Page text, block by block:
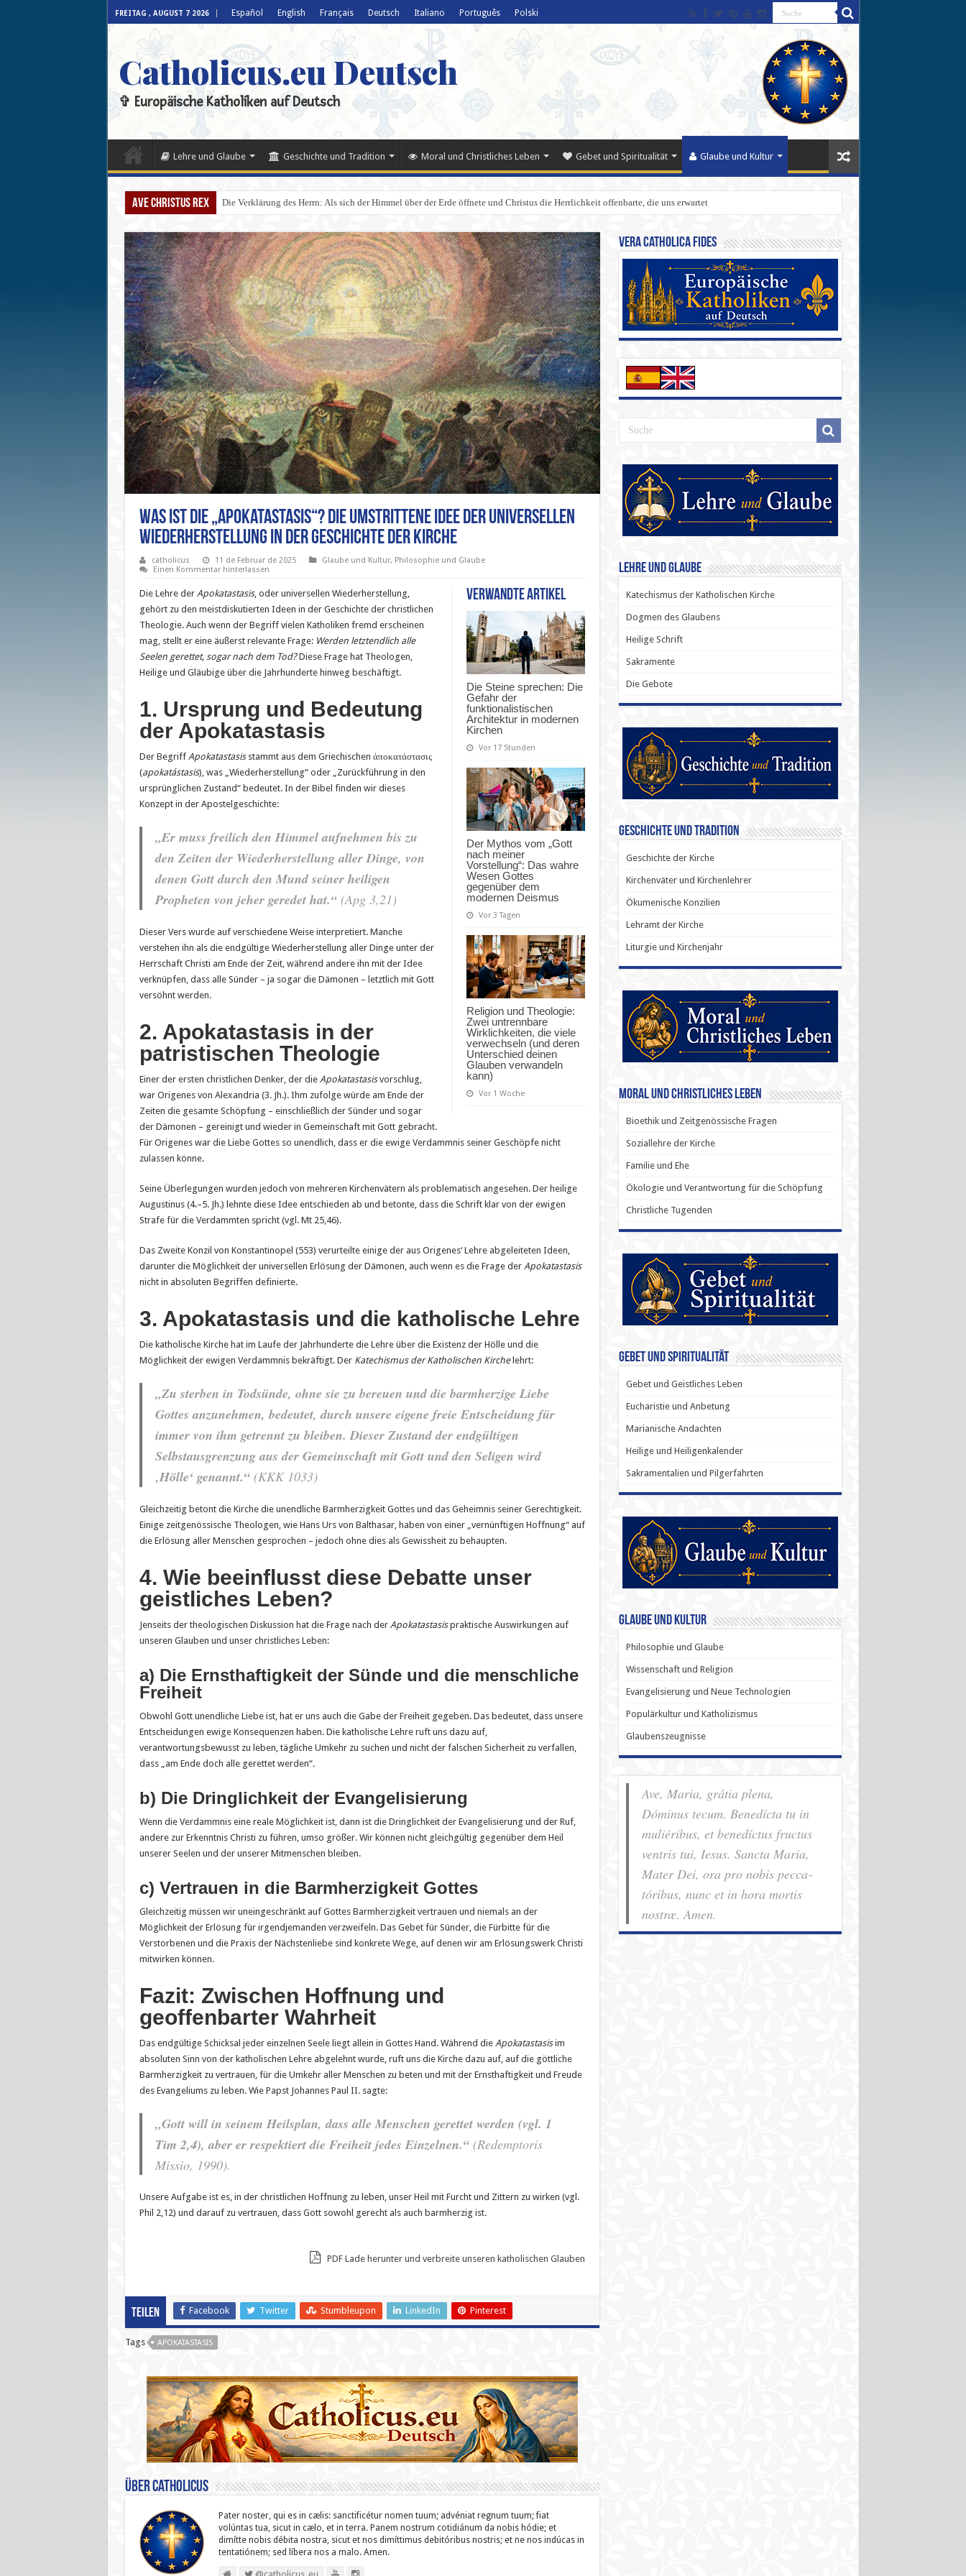
FREITAG , AUGUST 7 2026 Español English Français Deutsch Italiano Português Polski
Catholicus.eu Deutsch
✞ Europäische Katholiken auf Deutsch
Lehre und Glaube Geschichte und Tradition Moral und Christliches Leben Gebet und Spiritualität Glaube und Kultur
Ave Christus Rex Die Verklärung des Herrn: Als sich der Himmel über der Erde öffnete und Christus die Herrlichkeit offenbarte, die uns erwartet
Was ist die „Apokatastasis“? Die umstrittene Idee der universellen
Wiederherstellung in der Geschichte der Kirche
catholicus 11 de Februar de 2025 Glaube und Kultur, Philosophie und Glaube
Einen Kommentar hinterlassen
Verwandte Artikel
Die Steine sprechen: Die
Gefahr der
funktionalistischen
Architektur in modernen
Kirchen
Vor 17 Stunden
Der Mythos vom „Gott
nach meiner
Vorstellung“: Das wahre
Wesen Gottes
gegenüber dem
modernen Deismus
Vor 3 Tagen
Religion und Theologie:
Zwei untrennbare
Wirklichkeiten, die viele
verwechseln (und deren
Unterschied deinen
Glauben verwandeln
kann)
Vor 1 Woche
Die Lehre der Apokatastasis, oder universellen Wiederherstellung,
gehört zu den meistdiskutierten Ideen in der Geschichte der christlichen
Theologie. Auch wenn der Begriff vielen Katholiken fremd erscheinen
mag, stellt er eine äußerst relevante Frage: Werden letztendlich alle
Seelen gerettet, sogar nach dem Tod?Diese Frage hat Theologen,
Heilige und Gläubige über die Jahrhunderte hinweg beschäftigt.
1. Ursprung und Bedeutung
der Apokatastasis
Der Begriff Apokatastasisstammt aus dem Griechischen ἀποκατάστασις
(apokatástasis), was „Wiederherstellung“ oder „Zurückführung in den
ursprünglichen Zustand“ bedeutet. In der Bibel finden wir dieses
Konzept in der Apostelgeschichte:
„Er muss freilich den Himmel aufnehmen bis zu
den Zeiten der Wiederherstellung aller Dinge, von
denen Gott durch den Mund seiner heiligen
Propheten von jeher geredet hat.“(Apg 3,21)
Dieser Vers wurde auf verschiedene Weise interpretiert. Manche
verstehen ihn als die endgültige Wiederherstellung aller Dinge unter der
Herrschaft Christi am Ende der Zeit, während andere ihn mit der Idee
verknüpfen, dass alle Sünder – ja sogar die Dämonen – letztlich mit Gott
versöhnt werden.
2. Apokatastasis in der
patristischen Theologie
Einer der ersten christlichen Denker, der die Apokatastasisvorschlug,
war Origenes von Alexandria (3. Jh.). Ihm zufolge würde am Ende der
Zeiten die gesamte Schöpfung – einschließlich der Sünder und sogar
der Dämonen – gereinigt und wieder in Gemeinschaft mit Gott gebracht.
Für Origenes war die Liebe Gottes so unendlich, dass er die ewige Verdammnis seiner Geschöpfe nicht
zulassen könne.
Seine Überlegungen wurden jedoch von mehreren Kirchenvätern als problematisch angesehen. Der heilige
Augustinus (4.–5. Jh.) lehnte diese Idee entschieden ab und betonte, dass die Schrift klar von der ewigen
Strafe für die Verdammten spricht (vgl. Mt 25,46).
Das Zweite Konzil von Konstantinopel (553) verurteilte einige der aus Origenes‘ Lehre abgeleiteten Ideen,
darunter die Möglichkeit der universellen Erlösung der Dämonen, auch wenn es die Frage der Apokatastasis
nicht in absoluten Begriffen definierte.
3. Apokatastasis und die katholische Lehre
Die katholische Kirche hat im Laufe der Jahrhunderte die Lehre über die Existenz der Hölle und die
Möglichkeit der ewigen Verdammnis bekräftigt. Der Katechismus der Katholischen Kirchelehrt:
„Zu sterben in Todsünde, ohne sie zu bereuen und die barmherzige Liebe
Gottes anzunehmen, bedeutet, durch unsere eigene freie Entscheidung für
immer von ihm getrennt zu bleiben. Dieser Zustand der endgültigen
Selbstausgrenzung aus der Gemeinschaft mit Gott und den Seligen wird
‚Hölle‘ genannt.“(KKK 1033)
Gleichzeitig betont die Kirche die unendliche Barmherzigkeit Gottes und das Geheimnis seiner Gerechtigkeit.
Einige zeitgenössische Theologen, wie Hans Urs von Balthasar, haben von einer „vernünftigen Hoffnung“ auf
die Erlösung aller Menschen gesprochen – jedoch ohne dies als Gewissheit zu behaupten.
4. Wie beeinflusst diese Debatte unser
geistliches Leben?
Jenseits der theologischen Diskussion hat die Frage nach der Apokatastasispraktische Auswirkungen auf
unseren Glauben und unser christliches Leben:
a) Die Ernsthaftigkeit der Sünde und die menschliche
Freiheit
Obwohl Gott unendliche Liebe ist, hat er uns auch die Gabe der Freiheit gegeben. Das bedeutet, dass unsere
Entscheidungen ewige Konsequenzen haben. Die katholische Lehre ruft uns dazu auf,
verantwortungsbewusst zu leben, tägliche Umkehr zu suchen und nicht der falschen Sicherheit zu verfallen,
dass „am Ende doch alle gerettet werden“.
b) Die Dringlichkeit der Evangelisierung
Wenn die Verdammnis eine reale Möglichkeit ist, dann ist die Dringlichkeit der Evangelisierung und der Ruf,
andere zur Erkenntnis Christi zu führen, umso größer. Wir können nicht gleichgültig gegenüber dem Heil
unserer Seelen und der unserer Mitmenschen bleiben.
c) Vertrauen in die Barmherzigkeit Gottes
Gleichzeitig müssen wir uneingeschränkt auf Gottes Barmherzigkeit vertrauen und niemals an der
Möglichkeit der Erlösung für irgendjemanden verzweifeln. Das Gebet für Sünder, die Fürbitte für die
Verstorbenen und die Praxis der Nächstenliebe sind konkrete Wege, auf denen wir am Erlösungswerk Christi
mitwirken können.
Fazit: Zwischen Hoffnung und
geoffenbarter Wahrheit
Das endgültige Schicksal jeder einzelnen Seele liegt allein in Gottes Hand. Während die Apokatastasisim
absoluten Sinn von der katholischen Lehre abgelehnt wurde, ruft uns die Kirche dazu auf, auf die göttliche
Barmherzigkeit zu vertrauen, für die Umkehr aller Menschen zu beten und mit der Ernsthaftigkeit und Freude
des Evangeliums zu leben. Wie Papst Johannes Paul II. sagte:
„Gott will in seinem Heilsplan, dass alle Menschen gerettet werden (vgl. 1
Tim 2,4), aber er respektiert die Freiheit jedes Einzelnen.“(Redemptoris
Missio, 1990).
Unsere Aufgabe ist es, in der christlichen Hoffnung zu leben, unser Heil mit Furcht und Zittern zu wirken (vgl.
Phil 2,12) und darauf zu vertrauen, dass Gott sowohl gerecht als auch barmherzig ist.
PDF Lade herunter und verbreite unseren katholischen Glauben
Teilen Facebook Twitter Stumbleupon LinkedIn Pinterest
Tags APOKATASTASIS
Über catholicus
Pater noster, qui es in cælis: sanc­ti­ficétur nomen tuum; advéniat regnum tuum; fiat
volúntas tua, sicut in cælo, et in terra. Panem nostrum cotidiánum da nobis hódie; et
dimítte nobis débita nostra, sicut et nos dimíttimus debitóribus nostris; et ne nos indúcas in
ten­ta­tiónem; sed líbera nos a malo. Amen.
Vera Catholica Fides
Lehre und Glaube
Katechismus der Katholischen Kirche
Dogmen des Glaubens
Heilige Schrift
Sakramente
Die Gebote
Geschichte und Tradition
Geschichte der Kirche
Kirchenväter und Kirchenlehrer
Ökumenische Konzilien
Lehramt der Kirche
Liturgie und Kirchenjahr
Moral und Christliches Leben
Bioethik und Zeitgenössische Fragen
Soziallehre der Kirche
Familie und Ehe
Ökologie und Verantwortung für die Schöpfung
Christliche Tugenden
Gebet und Spiritualität
Gebet und Geistliches Leben
Eucharistie und Anbetung
Marianische Andachten
Heilige und Heiligenkalender
Sakramentalien und Pilgerfahrten
Glaube und Kultur
Philosophie und Glaube
Wissenschaft und Religion
Evangelisierung und Neue Technologien
Populärkultur und Katholizismus
Glaubenszeugnisse
Ave, Maria, grátia plena,
Dóminus tecum. Benedícta tu in
muliéribus, et benedíctus fructus
ventris tui, Iesus. Sancta Maria,
Mater Dei, ora pro nobis pec­ca­
tóribus, nunc et in hora mortis
nostræ. Amen.